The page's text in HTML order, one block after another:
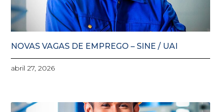
NOVAS VAGAS DE EMPREGO – SINE / UAI
abril 27, 2026